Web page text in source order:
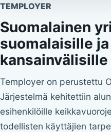
TEMPLOYER
Suomalainen
suomalaisille ja
Temployer on perustettu
Järjestelmä kehitettiin
esihenkilöille
todellisten käyttäjien